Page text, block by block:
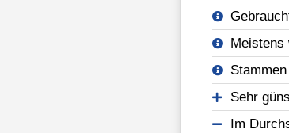
Meistens
Sehr
Im